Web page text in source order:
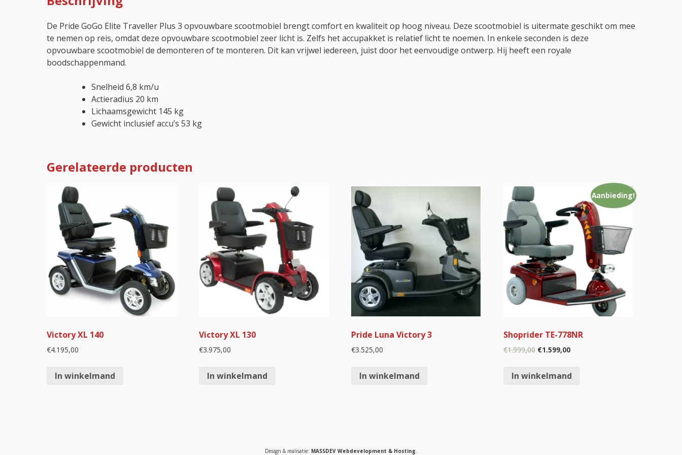
De Pride GoGo Elite Traveller Plus 3 opvouwbare scootmobiel brengt comfort en kwaliteit op hoog niveau. Deze scootmobiel is uitermate geschikt om mee
te nemen op reis, omdat deze opvouwbare scootmobiel zeer licht is. Zelfs het accupakket is relatief licht te noemen. In enkele seconden is deze
opvouwbare scootmobiel de demonteren of te monteren. Dit kan vrijwel iedereen, juist door het eenvoudige ontwerp. Hij heeft een royale
boodschappenmand.
Snelheid 6,8 km/u
Actieradius 20 km
Lichaamsgewicht 145 kg
Gewicht inclusief accu’s 53 kg
Gerelateerde producten
Victory XL 140
€4.195,00
In winkelmand
Victory XL 130
€3.975,00
In winkelmand
Pride Luna Victory 3
€3.525,00
In winkelmand
Aanbieding!
Shoprider TE-778NR
€1.999,00 €1.599,00
In winkelmand
Design & realisatie: MASSDEV Webdevelopment & Hosting.